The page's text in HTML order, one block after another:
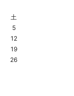
土
5
12
19
26